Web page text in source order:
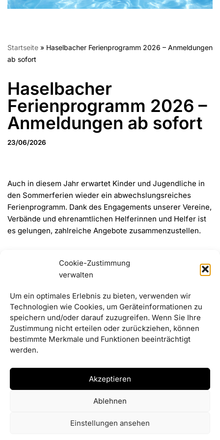
Cookie-Zustimmung
verwalten
Um ein optimales Erlebnis zu bieten, verwenden wir
Technologien wie Cookies, um Geräteinformationen zu
speichern und/oder darauf zuzugreifen. Wenn Sie Ihre
Zustimmung nicht erteilen oder zurückziehen, können
bestimmte Merkmale und Funktionen beeinträchtigt
werden.
Akzeptieren
Ablehnen
Einstellungen ansehen
Startseite » Haselbacher Ferienprogramm 2026 – Anmeldungen
ab sofort
Haselbacher
Ferienprogramm 2026 –
Anmeldungen ab sofort
23/06/2026
Auch in diesem Jahr erwartet Kinder und Jugendliche in
den Sommerferien wieder ein abwechslungsreiches
Ferienprogramm. Dank des Engagements unserer Vereine,
Verbände und ehrenamtlichen Helferinnen und Helfer ist
es gelungen, zahlreiche Angebote zusammenzustellen.
gesammelt bis zum30. Juli 2026über das Gemeindebüro
Ausnahme:Für den Familienausflug des KDFB erfolgt die
Anmeldung direkt bei Heidi Rauch.
Das vollständige Programm steht nachfolgend als PDF
zum Download bereit.
Flyer Ferienprogramm Haselbach 2026_final
© Gemeinde Haselbach | 2026 |